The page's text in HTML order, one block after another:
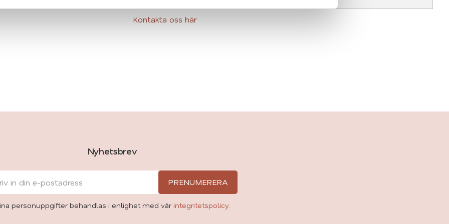
Kontakta oss här
Nyhetsbrev
PRENUMERERA
personuppgifter behandlas i enlighet med vår integritetspolicy.